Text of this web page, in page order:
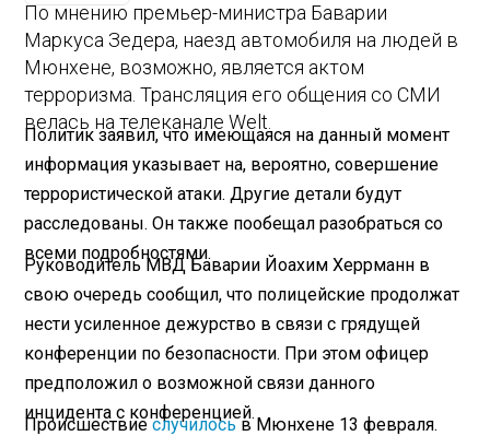
По мнению премьер-министра Баварии
Маркуса Зедера, наезд автомобиля на людей в
Мюнхене, возможно, является актом
терроризма. Трансляция его общения со СМИ
велась на телеканале Welt.
Политик заявил, что имеющаяся на данный момент
информация указывает на, вероятно, совершение
террористической атаки. Другие детали будут
расследованы. Он также пообещал разобраться со
всеми подробностями.
Руководитель МВД Баварии Йоахим Херрманн в
свою очередь сообщил, что полицейские продолжат
нести усиленное дежурство в связи с грядущей
конференции по безопасности. При этом офицер
предположил о возможной связи данного
инцидента с конференцией.
Происшествиеслучилосьв Мюнхене 13 февраля.